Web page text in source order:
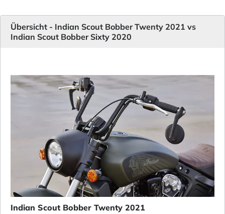
Übersicht - Indian Scout Bobber Twenty 2021 vs
Indian Scout Bobber Sixty 2020
Indian Scout Bobber Twenty 2021